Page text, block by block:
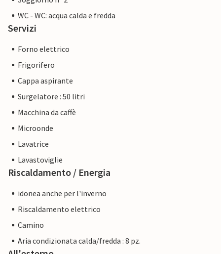
WC - WC: acqua calda e fredda
Servizi
Forno elettrico
Frigorifero
Cappa aspirante
Surgelatore : 50 litri
Macchina da caffè
Microonde
Lavatrice
Lavastoviglie
Riscaldamento / Energia
idonea anche per l'inverno
Riscaldamento elettrico
Camino
Aria condizionata calda/fredda : 8 pz.